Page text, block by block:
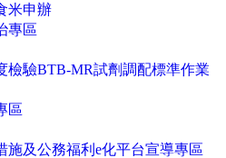
米申辦
專區
檢驗BTB-MR試劑調配標準作業
區
施及公務福利e化平台宣導專區